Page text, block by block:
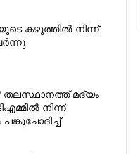
കഴുത്തിൽ നിന്ന്
തലസ്ഥാനത്ത് മദ്യം
നിന്ന്